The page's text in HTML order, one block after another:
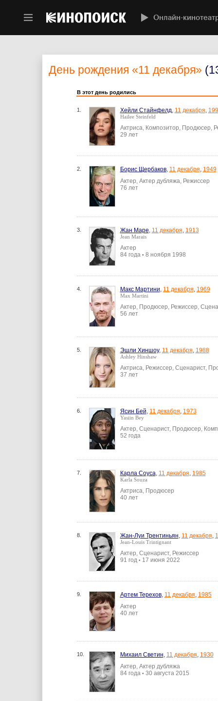
Онлайн-
День рождения «11 декабря»
В этот день родились
1. Хейли Стайнфелд, 11 декабря,
Hailee Steinfeld
Актриса, Композитор, Продюсер,
29 лет
2. Борис Щербаков, 11 декабря, 1949
Актер, Актер дубляжа, Режиссер
76 лет
3. Жан Маре, 11 декабря, 1913
Jean Marais
Актер
84 года • 8 ноября 1998
4. Макс Мартини, 11 декабря, 1969
Max Martini
Актер, Продюсер, Режиссер,
56 лет
5. Эшли Хиншоу, 11 декабря, 1988
Ashley Hinshaw
Актриса, Режиссер, Сценарист,
37 лет
6. Ясин Бей, 11 декабря, 1973
Yasiin Bey
Актер, Сценарист, Продюсер,
52 года
7. Карла Соуса, 11 декабря, 1985
Karla Souza
Актриса, Продюсер
40 лет
8. Жан-Луи Трентиньян, 11 декабря,
Jean-Louis Trintignant
Актер, Сценарист, Режиссер
91 год • 17 июня 2022
9. Артем Терехов, 11 декабря, 1985
Актер
40 лет
10. Михаил Светин, 11 декабря, 1930
Актер, Актер дубляжа
84 года • 30 августа 2015